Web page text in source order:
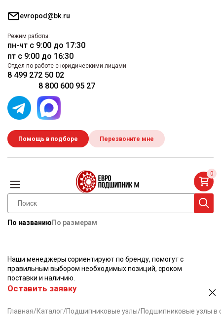
evropod@bk.ru
Режим работы:
пн-чт с 9:00 до 17:30
пт с 9:00 до 16:30
Отдел по работе с юридическими лицами
8 499 272 50 02
8 800 600 95 27
Помощь в подборе Перезвоните мне
По названию По размерам
0
Наши менеджеры сориентируют по бренду, помогут с
правильным выбором необходимых позиций, сроком
поставки и наличию.
Оставить заявку
Главная/Каталог/Подшипниковые узлы/Подшипниковые узлы в